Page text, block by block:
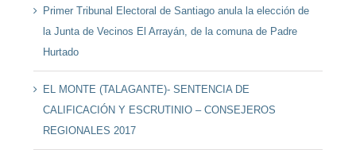
Primer Tribunal Electoral de Santiago anula la elección de
la Junta de Vecinos El Arrayán, de la comuna de Padre
Hurtado
EL MONTE (TALAGANTE)- SENTENCIA DE
CALIFICACIÓN Y ESCRUTINIO – CONSEJEROS
REGIONALES 2017